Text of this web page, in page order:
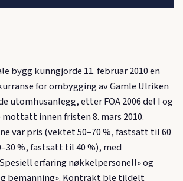
bygg kunngjorde 11. februar 2010 en
for ombygging av Gamle Ulriken
utomhusanlegg, etter FOA 2006 del I og
innen fristen 8. mars 2010.
var pris (vektet 50–70 %, fastsatt til 60
%, fastsatt til 40 %), med
erfaring nøkkelpersonell» og
bemanning». Kontrakt ble tildelt